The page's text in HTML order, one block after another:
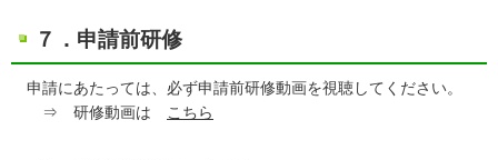
７．申請前研修
申請にあたっては、必ず申請前研修動画を視聴してください。
⇒ 研修動画は
こちら